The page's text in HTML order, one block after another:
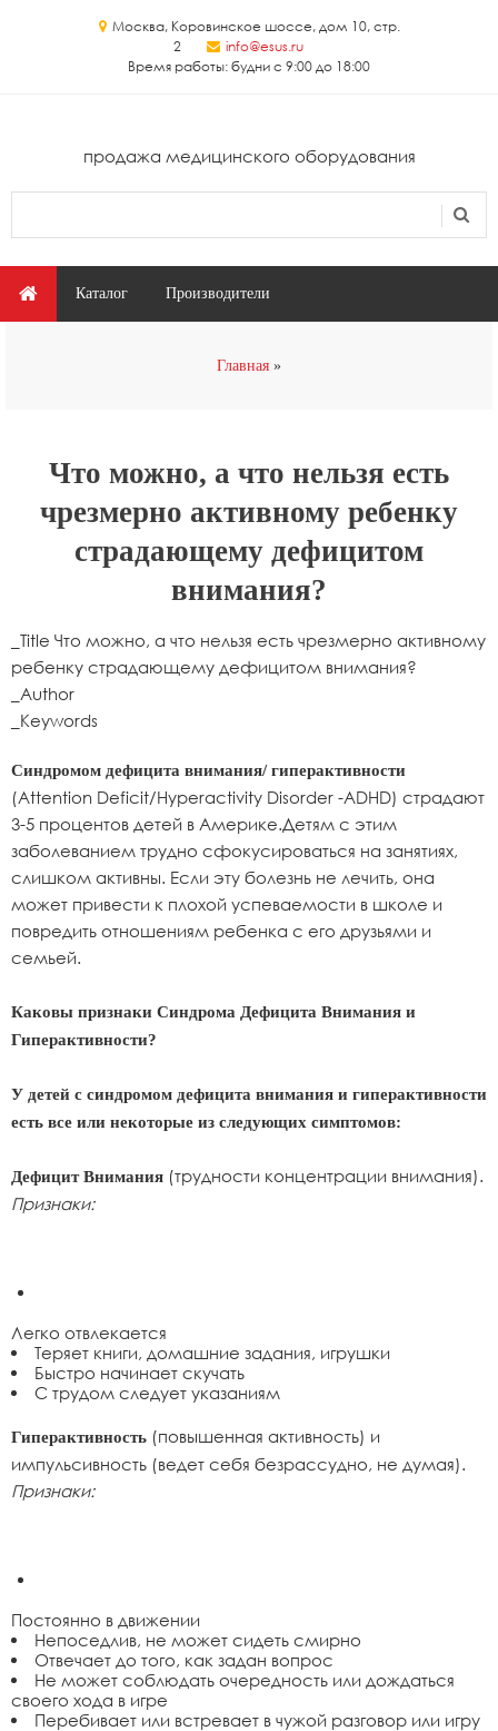
Москва, Коровинское шоссе, дом 10, стр.
2
info@esus.ru
Время работы: будни с 9:00 до 18:00
продажа медицинского оборудования
Главное меню
Каталог Производители
Главная
Что можно, а что нельзя есть
чрезмерно активному ребенку
страдающему дефицитом
внимания?
_Title Что можно, а что нельзя есть чрезмерно активному
ребенку страдающему дефицитом внимания?
_Author
_Keywords
Синдромом дефицита внимания/ гиперактивности
(Attention Deficit/Hyperactivity Disorder -ADHD) страдают
3-5 процентов детей в Америке.Детям с этим
заболеванием трудно сфокусироваться на занятиях,
слишком активны. Если эту болезнь не лечить, она
может привести к плохой успеваемости в школе и
повредить отношениям ребенка с его друзьями и
семьей.
Каковы признаки Синдрома Дефицита Внимания и
Гиперактивности?
У детей с синдромом дефицита внимания и гиперактивности
есть все или некоторые из следующих симптомов:
Дефицит Внимания (трудности концентрации внимания).
Признаки:
Легко отвлекается
Теряет книги, домашние задания, игрушки
Быстро начинает скучать
С трудом следует указаниям
Гиперактивность (повышенная активность) и
импульсивность (ведет себя безрассудно, не думая).
Признаки:
Постоянно в движении
Непоседлив, не может сидеть смирно
Отвечает до того, как задан вопрос
Не может соблюдать очередность или дождаться
своего хода в игре
Перебивает или встревает в чужой разговор или игру